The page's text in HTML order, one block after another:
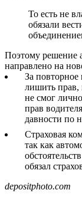
То есть не
обязали
Поэтому решение
направлено на
За
лишить прав,
не смог
прав
давности по
Страховая
так как
обязал
depositphoto.com